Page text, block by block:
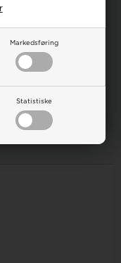
Markedsføring
Statistiske
for at sikre,
til håndleddet.
hvilket er